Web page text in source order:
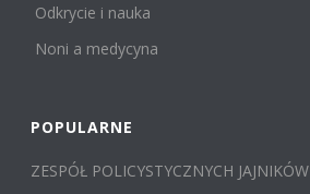
Odkrycie i nauka
Noni a medycyna
POPULARNE
ZESPÓŁ POLICYSTYCZNYCH JAJNIKÓW